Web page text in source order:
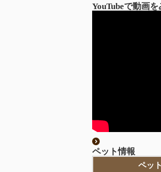
YouTubeで動画を
ペット情報
ペッ